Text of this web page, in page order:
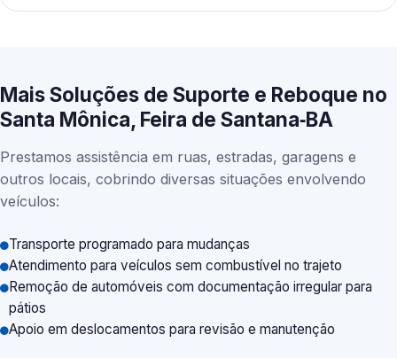
Mais Soluções de Suporte e Reboque no
Santa Mônica, Feira de Santana‑BA
Prestamos assistência em ruas, estradas, garagens e
outros locais, cobrindo diversas situações envolvendo
veículos:
Transporte programado para mudanças
Atendimento para veículos sem combustível no trajeto
Remoção de automóveis com documentação irregular para
pátios
Apoio em deslocamentos para revisão e manutenção